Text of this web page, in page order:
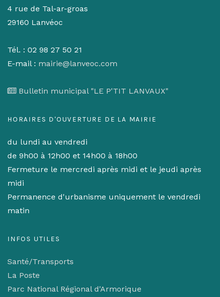
4 rue de Tal-ar-groas
29160 Lanvéoc
Tél. : 02 98 27 50 21
E-mail : mairie@lanveoc.com
Bulletin municipal "LE P'TIT LANVAUX"
HORAIRES D'OUVERTURE DE LA MAIRIE
du lundi au vendredi
de 9h00 à 12h00 et 14h00 à 18h00
Fermeture le mercredi après midi et le jeudi après
midi
Permanence d'urbanisme uniquement le vendredi
matin
INFOS UTILES
Santé/Transports
La Poste
Parc National Régional d'Armorique